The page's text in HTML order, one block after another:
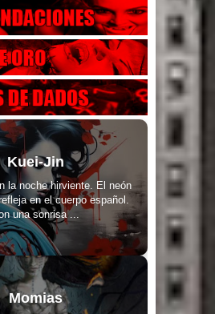
Kuei-Jin
la noche hirviente. El neón
en el cuerpo español.
una sonrisa ...
Momias